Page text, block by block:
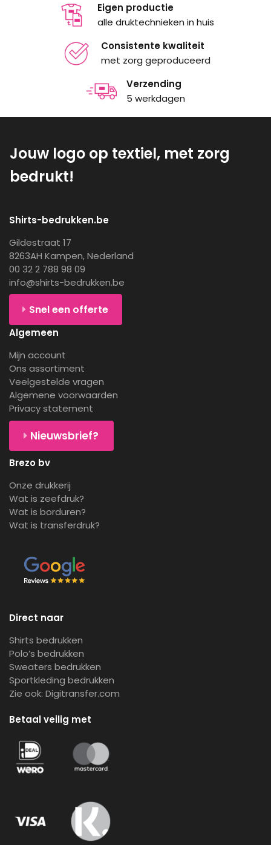
Eigen productie
alle druktechnieken in huis
Consistente kwaliteit
met zorg geproduceerd
Verzending
5 werkdagen
Jouw logo op textiel, met zorg
bedrukt!
Shirts-bedrukken.be
Gildestraat 17
8263AH Kampen, Nederland
00 32 2 788 98 09
info@shirts-bedrukken.be
Snel een offerte
Algemeen
Mijn account
Ons assortiment
Veelgestelde vragen
Algemene voorwaarden
Privacy statement
Nieuwsbrief?
Brezo bv
Onze drukkerij
Wat is zeefdruk?
Wat is borduren?
Wat is transferdruk?
Direct naar
Shirts bedrukken
Polo’s bedrukken
Sweaters bedrukken
Sportkleding bedrukken
Zie ook: Digitransfer.com
Betaal veilig met